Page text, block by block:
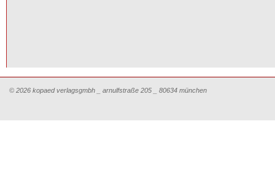
© 2026 kopaed verlagsgmbh _ arnulfstraße 205 _ 80634 münchen